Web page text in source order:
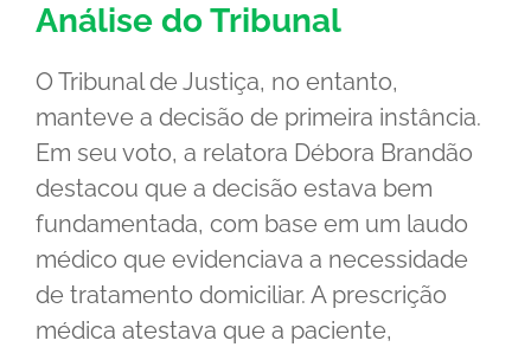
Análise do Tribunal
O Tribunal de Justiça, no entanto,
manteve a decisão de primeira instância.
Em seu voto, a relatora Débora Brandão
destacou que a decisão estava bem
fundamentada, com base em um laudo
médico que evidenciava a necessidade
de tratamento domiciliar. A prescrição
médica atestava que a paciente,